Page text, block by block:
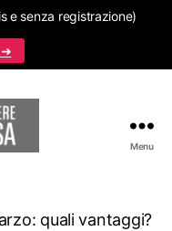
e senza registrazione)
➜
Menu
quali vantaggi?